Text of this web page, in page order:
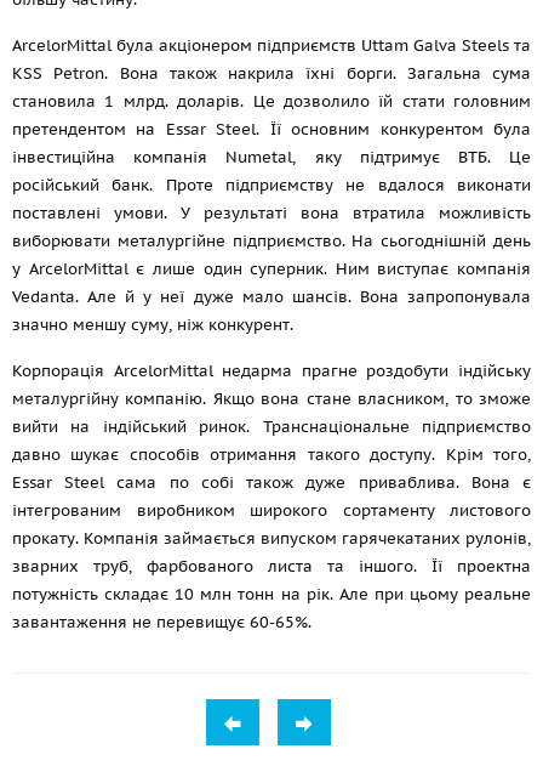
ArcelorMittal була акціонером підприємств Uttam Galva Steels та
KSS Petron. Вона також накрила їхні борги. Загальна сума
становила 1 млрд. доларів. Це дозволило їй стати головним
претендентом на Essar Steel. Її основним конкурентом була
інвестиційна компанія Numetal, яку підтримує ВТБ. Це
російський банк. Проте підприємству не вдалося виконати
поставлені умови. У результаті вона втратила можливість
виборювати металургійне підприємство. На сьогоднішній день
у ArcelorMittal є лише один суперник. Ним виступає компанія
Vedanta. Але й у неї дуже мало шансів. Вона запропонувала
значно меншу суму, ніж конкурент.
Корпорація ArcelorMittal недарма прагне роздобути індійську
металургійну компанію. Якщо вона стане власником, то зможе
вийти на індійський ринок. Транснаціональне підприємство
давно шукає способів отримання такого доступу. Крім того,
Essar Steel сама по собі також дуже приваблива. Вона є
інтегрованим виробником широкого сортаменту листового
прокату. Компанія займається випуском гарячекатаних рулонів,
зварних труб, фарбованого листа та іншого. Її проектна
потужність складає 10 млн тонн на рік. Але при цьому реальне
завантаження не перевищує 60-65%.